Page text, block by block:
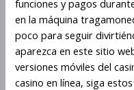
funciones y pagos
en la máquina
poco para seguir
aparezca en este sitio
versiones móviles del
casino en línea, siga